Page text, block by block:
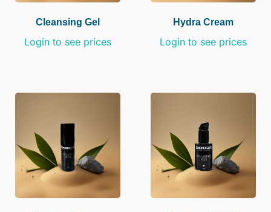
Cleansing Gel
Login to see prices
Hydra Cream
Login to see prices